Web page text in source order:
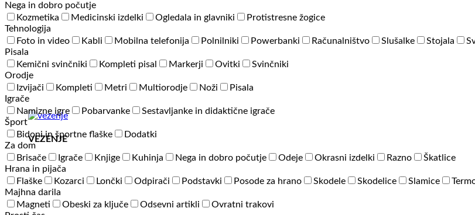
VEZENJE
Nega in dobro počutje
Kozmetika
Medicinski izdelki Ogledala in glavniki
Protistresne žogice
Tehnologija
Foto in video
Kabli Mobilna telefonija Polnilniki Powerbanki Računalništvo Slušalke Stojala
Pisala
Kemični svinčniki
Kompleti pisal Markerji Ovitki
Svinčniki
Orodje
Izvijači
Kompleti Metri Multiorodje Noži
Pisala
Igrače
Namizne igre
Pobarvanke
Sestavljanke in didaktične igrače
Šport
Bidoni in športne flaške
Dodatki
Za dom
Brisače
Igrače Knjige Kuhinja Nega in dobro počutje Odeje Okrasni izdelki Razno
Škatlice
Hrana in pijača
Flaške
Kozarci Lončki Odpirači Podstavki Posode za hrano Skodele Skodelice Slamice
Majhna darila
Magneti
Obeski za ključe Odsevni artikli
Ovratni trakovi